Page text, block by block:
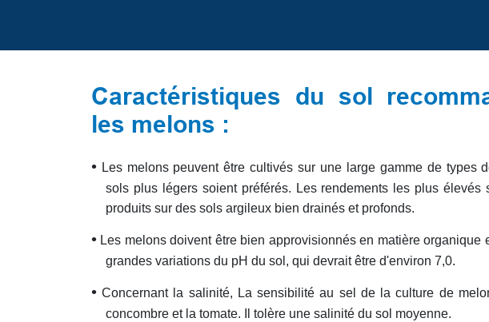
Caractéristiques du sol
les melons :
•Les melons peuvent être cultivés sur une large gamme de types
sols plus légers soient préférés. Les rendements les plus élevés
produits sur des sols argileux bien drainés et profonds.
•Les melons doivent être bien approvisionnés en matière organique
grandes variations du pH du sol, qui devrait être d'environ 7,0.
•Concernant la salinité, La sensibilité au sel de la culture de
concombre et la tomate. Il tolère une salinité du sol moyenne.